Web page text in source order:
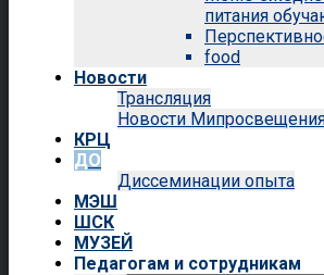
питания
food
Новости
Трансляция
Новости
КРЦ
ДО
Диссеминации опыта
МЭШ
ШСК
МУЗЕЙ
Педагогам и сотрудникам